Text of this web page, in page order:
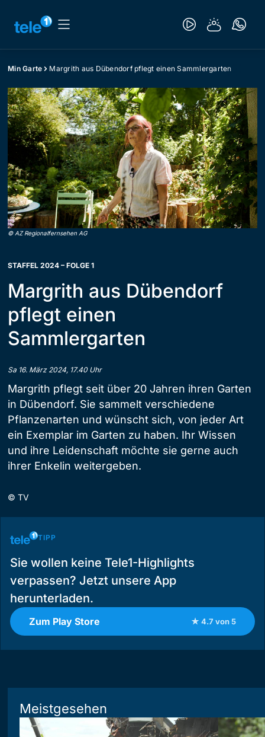
Min Garte Margrith aus Dübendorf pflegt einen Sammlergarten
© AZ Regionalfernsehen AG
STAFFEL 2024 – FOLGE 1
Margrith aus Dübendorf
pflegt einen
Sammlergarten
Sa 16. März 2024, 17.40 Uhr
Margrith pflegt seit über 20 Jahren ihren Garten
in Dübendorf. Sie sammelt verschiedene
Pflanzenarten und wünscht sich, von jeder Art
ein Exemplar im Garten zu haben. Ihr Wissen
und ihre Leidenschaft möchte sie gerne auch
ihrer Enkelin weitergeben.
© TV
TIPP
Sie wollen keine Tele1-Highlights
verpassen? Jetzt unsere App
herunterladen.
Zum Play Store ★ 4.7 von 5
Meistgesehen